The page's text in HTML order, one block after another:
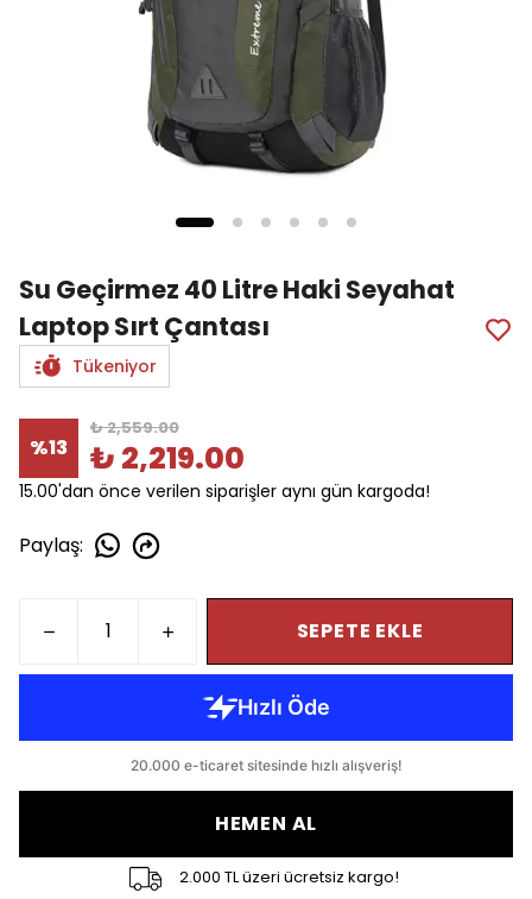
Su Geçirmez 40 Litre Haki Seyahat
Laptop Sırt Çantası
Tükeniyor
%13
₺ 2,559.00
₺ 2,219.00
15.00'dan önce verilen siparişler aynı gün kargoda!
Paylaş:
SEPETE EKLE
HEMEN AL
2.000 TL üzeri ücretsiz kargo!